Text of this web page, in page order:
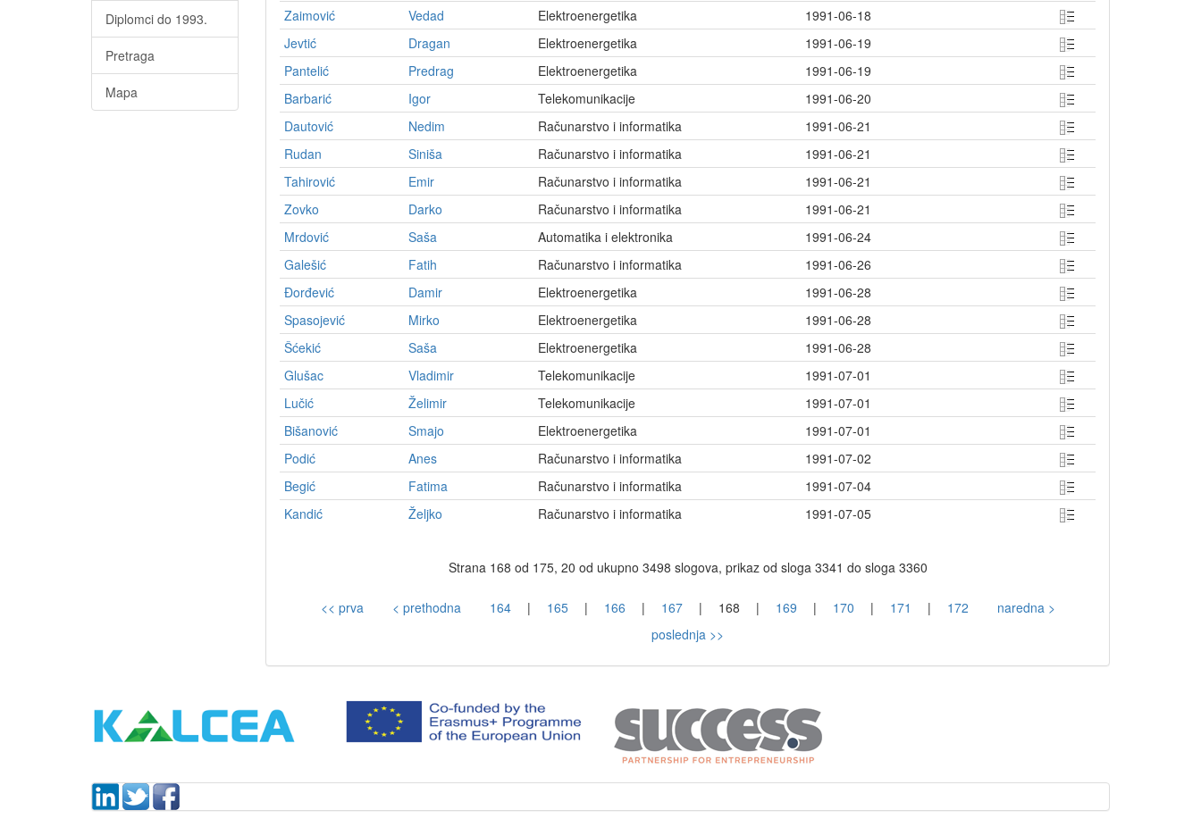
Diplomci do 1993.
Pretraga
Mapa
Zaimović
Vedad Elektroenergetika
1991-06-18
Jevtić
Dragan Elektroenergetika
1991-06-19
Pantelić
Predrag Elektroenergetika
1991-06-19
Barbarić
Igor Telekomunikacije
1991-06-20
Dautović
Nedim Računarstvo i informatika
1991-06-21
Rudan
Siniša Računarstvo i informatika
1991-06-21
Tahirović
Emir Računarstvo i informatika
1991-06-21
Zovko
Darko Računarstvo i informatika
1991-06-21
Mrdović
Saša Automatika i elektronika
1991-06-24
Galešić
Fatih Računarstvo i informatika
1991-06-26
Ðorđević
Damir Elektroenergetika
1991-06-28
Spasojević
Mirko Elektroenergetika
1991-06-28
Šćekić
Saša Elektroenergetika
1991-06-28
Glušac
Vladimir Telekomunikacije
1991-07-01
Lučić
Želimir Telekomunikacije
1991-07-01
Bišanović
Smajo Elektroenergetika
1991-07-01
Podić
Anes Računarstvo i informatika
1991-07-02
Begić
Fatima Računarstvo i informatika
1991-07-04
Kandić
Željko Računarstvo i informatika 1991-07-05
Strana 168 od 175, 20 od ukupno 3498 slogova, prikaz od sloga 3341 do sloga 3360
<< prva < prethodna 164 | 165 | 166 | 167 | 168 | 169 | 170 | 171 | 172
naredna >
poslednja >>